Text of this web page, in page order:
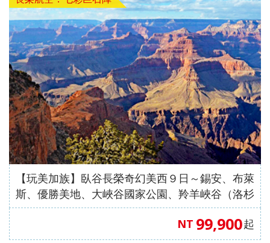
【來去
沖繩】
沖繩機
加酒、
自由行
四日 (
市區酒
店含早
餐 ) 2
人成行
【來去
沖繩】
沖繩機
加酒、
自由行
四日 (
市區酒
店含早
餐、2
人成行
) 【星
【沖繩
輕旅】
沖繩機
加酒の
半自由
行四日
( 含小
費、接
送機及
1午1晚
餐+2天
【嗨玩
超值沖
繩】系
滿漁市
場、波
之上神
宮、美
國村、
瀨長島
半自由
行四天
（晚去
晚回、
【四國
歐嗨
喲】瀨
戶潮音
四國小
豆島～
道後古
湯礦山
遊船纜
車採果
雙溫泉
七日
【長榮
《不走
人蔘
+保肝
店》
【真航
空、台
中直
飛】
晚）
《不走
人蔘、
保肝》
【德威
航空、
桃園直
飛】
航空、
高雄飛
濟州】
五花酒
店）
【星宇
航空、
台中直
飛】
人蔘、
保肝》
【星宇
航空、
桃園直
飛】
中國自
由行】
重慶張
家界～
鳳凰古
城、張
家界景
區、袁
家界景
區、濯
水古
鎮、輕
軌體驗
直飛成
都【遇
見中國
自由
行】童
話九寨
溝、熊
貓基
地、五
彩黃
龍、寬
窄巷
子、船
直飛成
都【遊
遍中國
自由
行】成
都樂山
大佛、
都江堰
水利工
程、中
國古羌
城、牟
尼溝、
中國自
由行】
重慶南
川～天
生三
橋、烏
江畫
廊、武
陵山大
裂谷、
輕軌穿
樓、重
慶枇杷
園半山
火鍋八
中國自
由行】
重慶武
隆、天
生三
橋、湖
北恩施
大峽
谷、三
排椅八
日（無
購物、
無自
費）
【澳門
台中直
飛】
紅下午
茶五天
（全程
入住當
地四星
酒店）
《無購
物》
【台灣
虎航、
桃園出
發】
園）
【星宇
航空、
桃園出
發】
天（入
住巴拿
山法式
城堡酒
店+3晚
當地五
星酒
店）
《無購
物》
【台灣
虎航、
桃園出
發】
球影城
（舊金
山進／
洛杉磯
出）
羊峽谷
（洛杉
磯進／
舊金山
出）
【玩美加族】臥谷長榮奇幻美西９日～錫安、布萊
斯、優勝美地、大峽谷國家公園、羚羊峽谷（洛杉
磯進／舊金山出）
NT 99,900起